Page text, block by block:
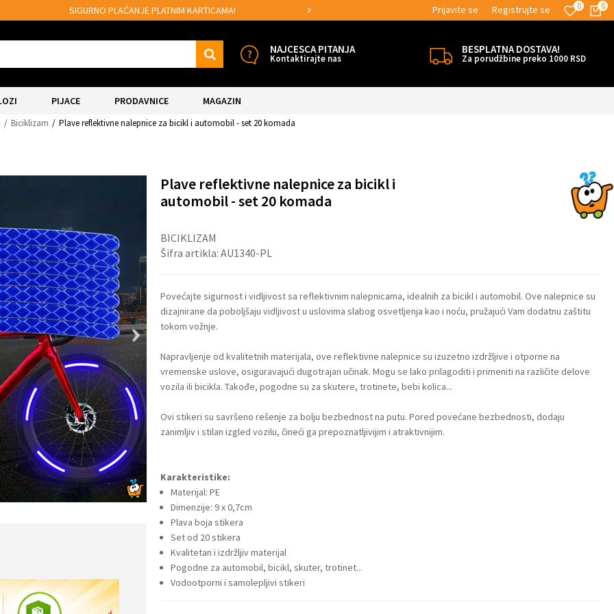
PLATNIM KARTICAMA! MOGUĆNOST BESPLATNE ISPORUKE! 0
0
Prijavite se Registrujte se
NAJCESCA PITANJA
Kontaktirajte nas
BESPLATNA DOSTAVA!
Za porudžbine preko 1000 RSD
PIJACE PRODAVNICE MAGAZIN
Biciklizam Plave reflektivne nalepnice za bicikl i automobil - set 20 komada
Plave reflektivne nalepnice za bicikl i
automobil - set 20 komada
BICIKLIZAM
Šifra artikla: AU1340-PL
Povećajte sigurnost i vidljivost sa reflektivnim nalepnicama, idealnih za bicikl i automobil. Ove nalepnice su
dizajnirane da poboljšaju vidljivost u uslovima slabog osvetljenja kao i noću, pružajući Vam dodatnu zaštitu
tokom vožnje.
Napravljenje od kvalitetnih materijala, ove reflektivne nalepnice su izuzetno izdržljive i otporne na
vremenske uslove, osiguravajući dugotrajan učinak. Mogu se lako prilagoditi i primeniti na različite delove
vozila ili bicikla. Takođe, pogodne su za skutere, trotinete, bebi kolica...
Ovi stikeri su savršeno rešenje za bolju bezbednost na putu. Pored povećane bezbednosti, dodaju
zanimljiv i stilan izgled vozilu, čineći ga prepoznatljivijim i atraktivnijim.
Karakteristike:
Materijal: PE
Dimenzije: 9 x 0,7cm
Plava boja stikera
Set od 20 stikera
Kvalitetan i izdržljiv materijal
Pogodne za automobil, bicikl, skuter, trotinet...
Vodootporni i samolepljivi stikeri